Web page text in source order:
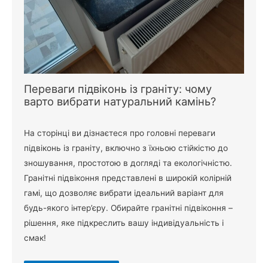
Переваги підвіконь із граніту: чому
варто вибрати натуральний камінь?
На сторінці ви дізнаєтеся про головні переваги
підвіконь із граніту, включно з їхньою стійкістю до
зношування, простотою в догляді та екологічністю.
Гранітні підвіконня представлені в широкій колірній
гамі, що дозволяє вибрати ідеальний варіант для
будь-якого інтер’єру. Обирайте гранітні підвіконня –
рішення, яке підкреслить вашу індивідуальність і
смак!